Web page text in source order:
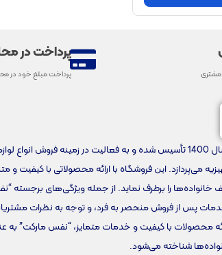
مشتری
پرداخت در
پرداخت مبلغ خود در
فروشگاه “نفس مارکت”، در سال 1400 تأسیس شده و به فعالیت در زمینه فروش انواع
می‌پردازد. این فروشگاه با ارائه محصولاتی با کیفیت و
خانواده‌ها را برطرف نماید. از جمله ویژگی‌های برجسته
پس از فروش منحصر به فرد، و توجه به نظرات
محصولات با کیفیت و خدمات متمایز، “نفس مارکت” به
شناخته می‌شود.